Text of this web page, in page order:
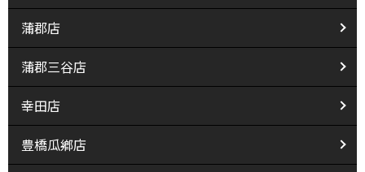
蒲郡店
蒲郡三谷店
幸田店
豊橋瓜鄕店